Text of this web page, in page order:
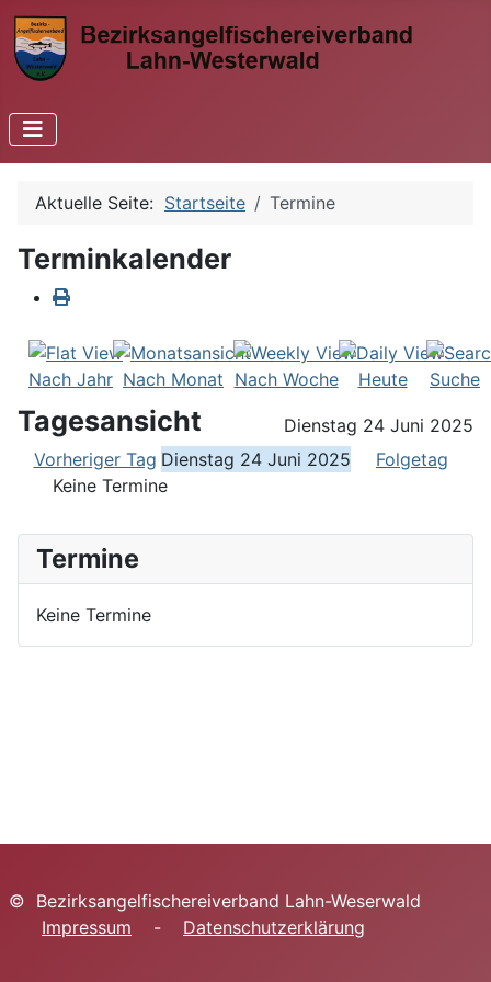
Termine
Keine Termine
Aktuelle Seite: Startseite Termine
Terminkalender
Nach Jahr Nach Monat Nach Woche Heute Suche
Tagesansicht
Dienstag 24 Juni 2025
Vorheriger Tag Dienstag 24 Juni 2025
Folgetag
Keine Termine
© Bezirksangelfischereiverband Lahn-Weserwald
Impressum - Datenschutzerklärung